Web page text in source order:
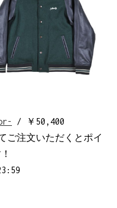
/ ￥50,400
注文いただくとポイ